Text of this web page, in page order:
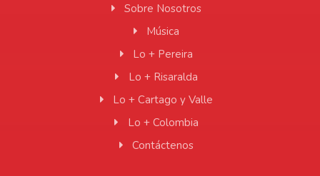
Sobre Nosotros
Música
Lo + Pereira
Lo + Risaralda
Lo + Cartago y Valle
Lo + Colombia
Contáctenos